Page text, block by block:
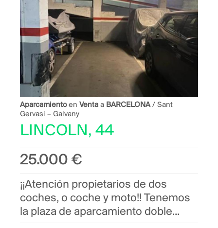
AparcamientoenVentaa BARCELONA/ Sant
Gervasi – Galvany
LINCOLN, 44
25.000 €
¡¡Atención propietarios de dos
coches, o coche y moto!! Tenemos
la plaza de aparcamiento doble...